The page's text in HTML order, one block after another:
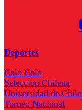
Deportes
Colo Colo
Seleccion Chilena
Universidad de Chile
Torneo Nacional